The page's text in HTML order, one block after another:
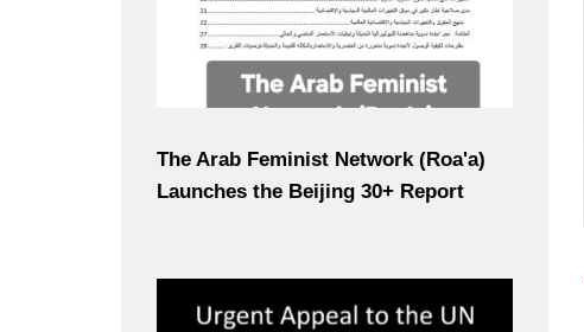
The Arab Feminist Network (Roa'a)
Launches the Beijing 30+ Report